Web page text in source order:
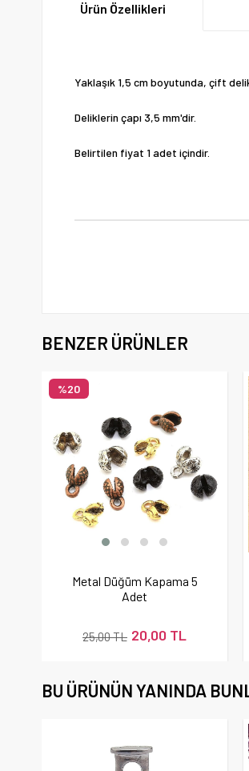
Ürün Özellikleri
Yaklaşık 1,5 cm boyutunda, çift
Deliklerin çapı 3,5 mm'dir.
Belirtilen fiyat 1 adet içindir.
BENZER ÜRÜNLER
Metal Düğüm Kapama 5
Adet
20,00 TL
25,00 TL
%20
BU ÜRÜNÜN YANINDA